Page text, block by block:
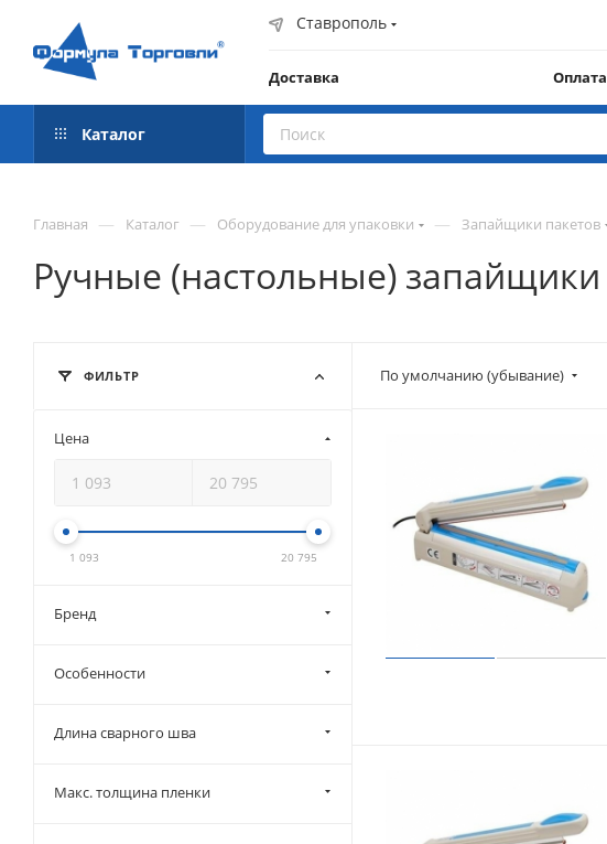
Ставрополь
Доставка Оплата
Каталог
Главная — Каталог — Оборудование для упаковки — Запайщики пакетов
Ручные (настольные) запайщики
По умолчанию (убывание)
ФИЛЬТР
Цена
1 093 20 795
Бренд
Особенности
Длина сварного шва
Макс. толщина пленки